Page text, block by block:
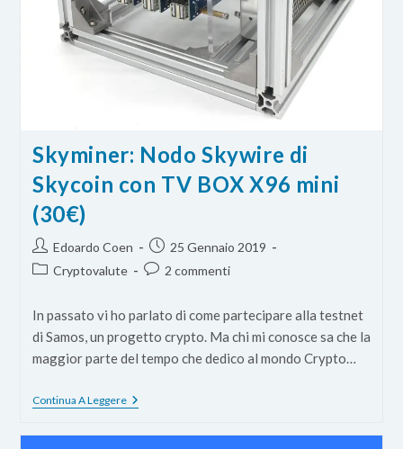
Skyminer: Nodo Skywire di
Skycoin con TV BOX X96 mini
(30€)
Autore
dell'articolo:
Edoardo Coen
Articolo
pubblicato:
25 Gennaio 2019
Categoria
Cryptovalute
Commenti
2 commenti
In passato vi ho parlato di come partecipare alla testnet
di Samos, un progetto crypto. Ma chi mi conosce sa che la
maggior parte del tempo che dedico al mondo Crypto…
Continua A LeggereSkyminer: